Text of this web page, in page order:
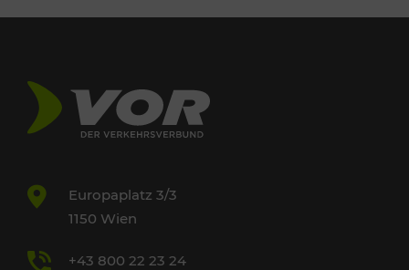
Europaplatz 3/3
1150 Wien
+43 800 22 23 24